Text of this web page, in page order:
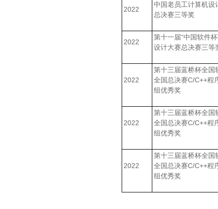
2022
中国老员工计算机设
总决赛三等奖
2022
第十一届“中国软件
设计大赛总决赛三等
2022
第十三届蓝桥杯全国
全国总决赛C/C++程
组优秀奖
2022
第十三届蓝桥杯全国
全国总决赛C/C++程
组优秀奖
2022
第十三届蓝桥杯全国
全国总决赛C/C++程
组优秀奖